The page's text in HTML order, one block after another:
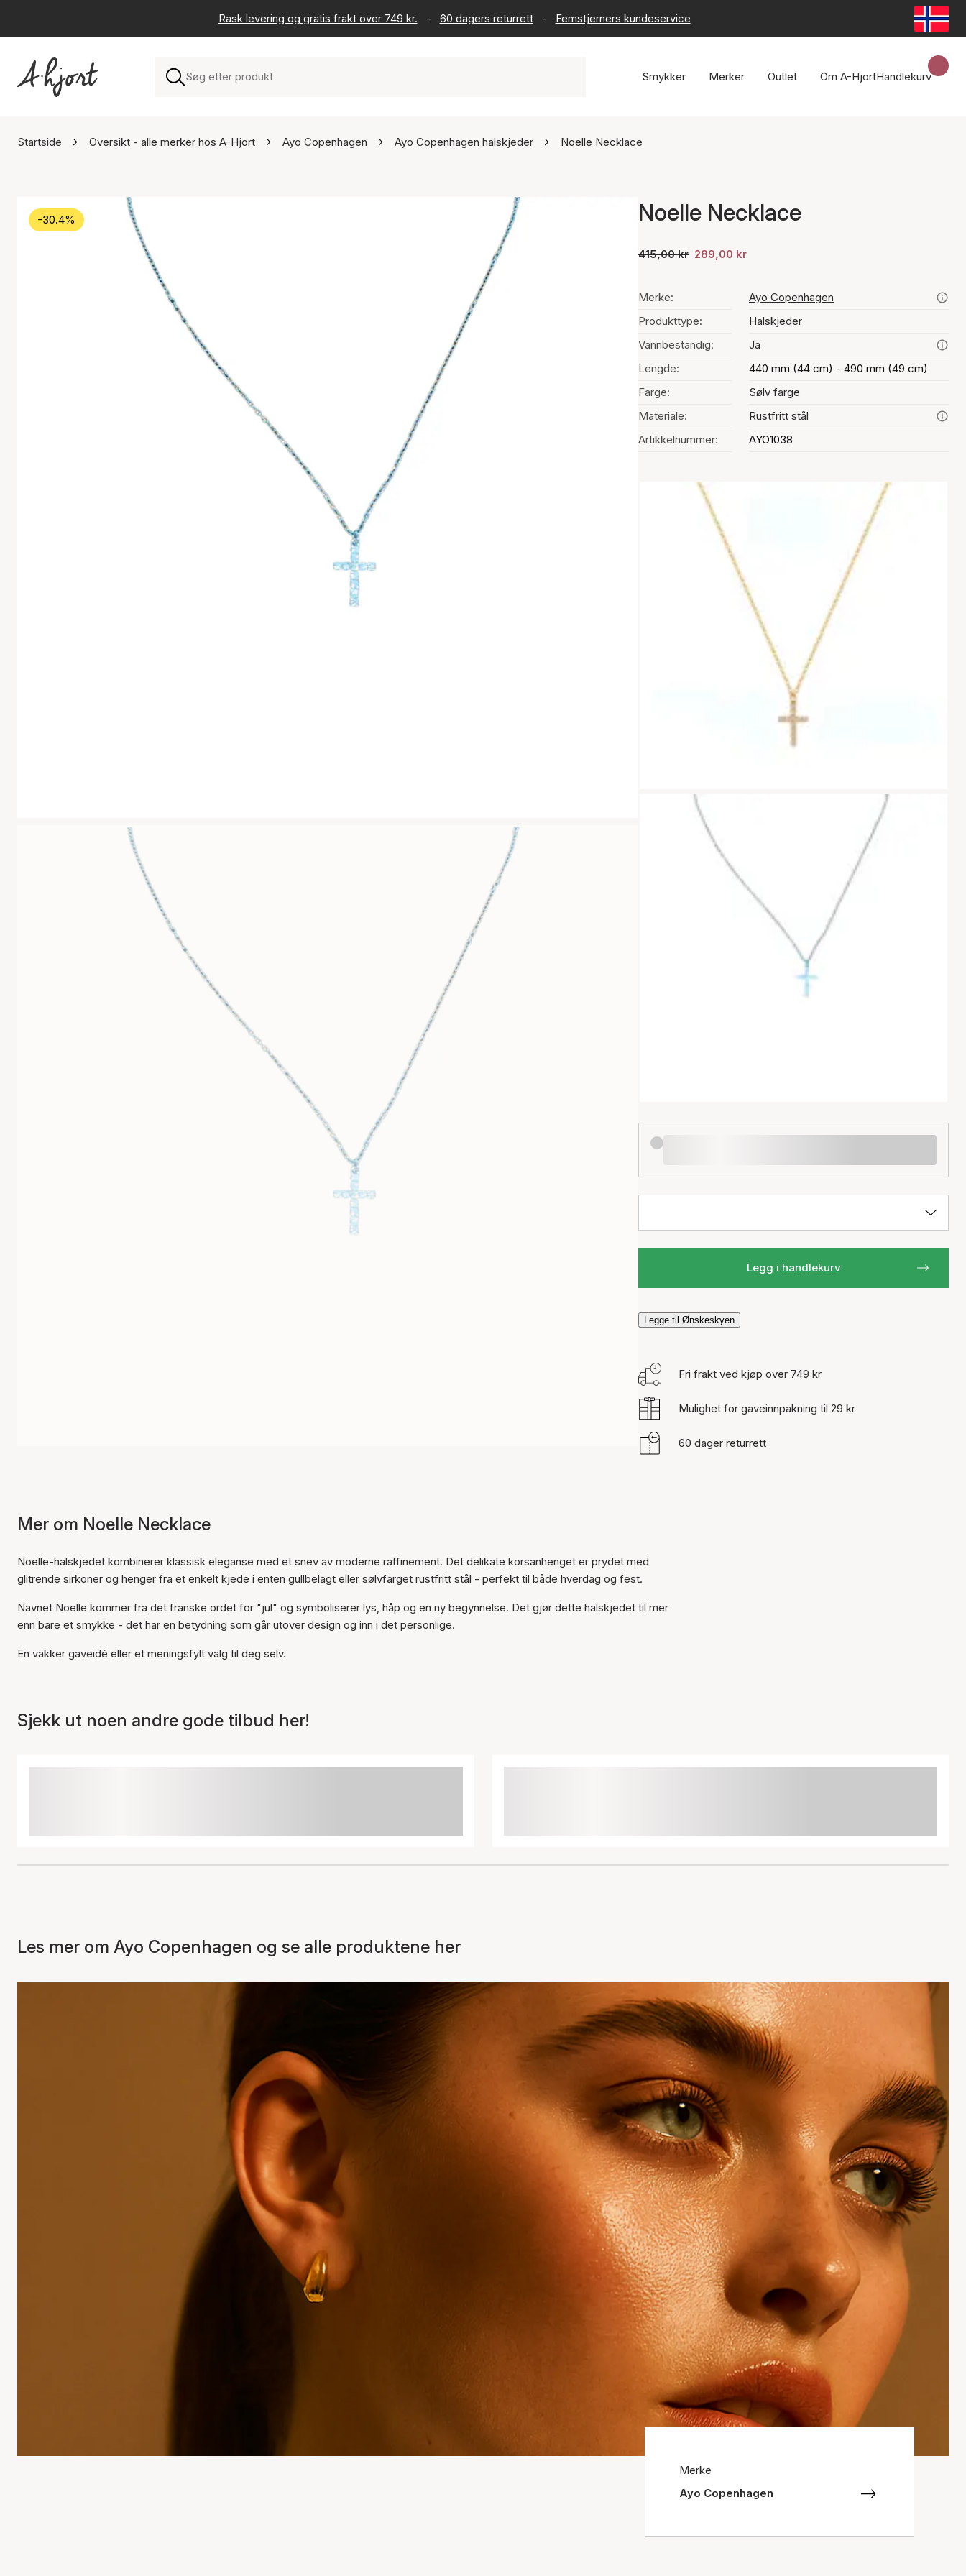
Rask levering og gratis frakt over 749 kr. - 60 dagers returrett - Femstjerners kundeservice
Smykker Merker Outlet Om A-HjortHandlekurv
Startside Oversikt - alle merker hos A-Hjort Ayo Copenhagen Ayo Copenhagen halskjeder Noelle Necklace
-30.4% Noelle Necklace
415,00 kr 289,00 kr
Merke:
Ayo Copenhagen
Produkttype:
Halskjeder
Vannbestandig:
Ja
Lengde:
440 mm (44 cm) - 490 mm (49 cm)
Farge:
Sølv farge
Materiale:
Rustfritt stål
Artikkelnummer:
AYO1038
Fargevalg
Legg i handlekurv
Legge til Ønskeskyen
Varen er lagt til i
Fri frakt ved kjøp over 749 kr
Mulighet for gaveinnpakning til 29 kr
60 dager returrett
Mer om Noelle Necklace
Noelle-halskjedet kombinerer klassisk eleganse med et snev av moderne raffinement. Det delikate korsanhenget er prydet med
glitrende sirkoner og henger fra et enkelt kjede i enten gullbelagt eller sølvfarget rustfritt stål - perfekt til både hverdag og fest.
Navnet Noelle kommer fra det franske ordet for "jul" og symboliserer lys, håp og en ny begynnelse. Det gjør dette halskjedet til mer
enn bare et smykke - det har en betydning som går utover design og inn i det personlige.
En vakker gaveidé eller et meningsfylt valg til deg selv.
Sjekk ut noen andre gode tilbud her!
Les mer om Ayo Copenhagen og se alle produktene her
Merke
Ayo Copenhagen